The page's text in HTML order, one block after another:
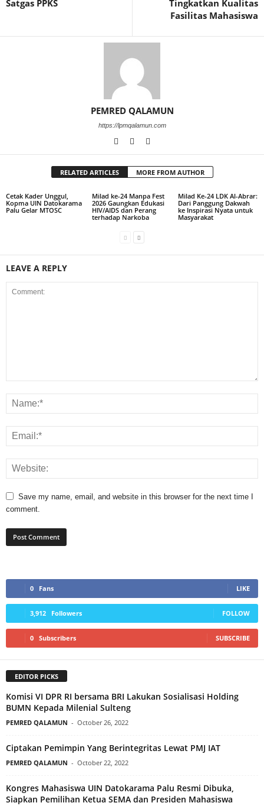
Satgas PPKS
Tingkatkan Kualitas
Fasilitas Mahasiswa
PEMRED QALAMUN
https://lpmqalamun.com
RELATED ARTICLES MORE FROM AUTHOR
Cetak Kader Unggul,
Kopma UIN Datokarama
Palu Gelar MTOSC
Milad ke-24 Manpa Fest
2026 Gaungkan Edukasi
HIV/AIDS dan Perang
terhadap Narkoba
Milad Ke-24 LDK Al-Abrar:
Dari Panggung Dakwah
ke Inspirasi Nyata untuk
Masyarakat
LEAVE A REPLY
Save my name, email, and website in this browser for the next time I
comment.
0 Fans LIKE
3,912 Followers FOLLOW
0 Subscribers SUBSCRIBE
EDITOR PICKS
Komisi VI DPR RI bersama BRI Lakukan Sosialisasi Holding
BUMN Kepada Milenial Sulteng
PEMRED QALAMUN - October 26, 2022
Ciptakan Pemimpin Yang Berintegritas Lewat PMJ IAT
PEMRED QALAMUN - October 22, 2022
Kongres Mahasiswa UIN Datokarama Palu Resmi Dibuka,
Siapkan Pemilihan Ketua SEMA dan Presiden Mahasiswa